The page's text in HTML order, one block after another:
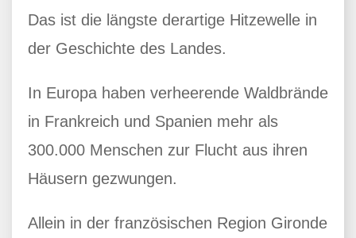
Das ist die längste derartige Hitzewelle in
der Geschichte des Landes.
In Europa haben verheerende Waldbrände
in Frankreich und Spanien mehr als
300.000 Menschen zur Flucht aus ihren
Häusern gezwungen.
Allein in der französischen Region Gironde